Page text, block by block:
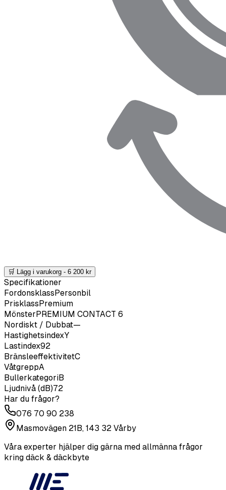
🛒 Lägg i varukorg - 6 200 kr
Specifikationer
FordonsklassPersonbil
PrisklassPremium
MönsterPREMIUM CONTACT 6
Nordiskt / Dubbat—
HastighetsindexY
Lastindex92
BränsleeffektivitetC
VåtgreppA
BullerkategoriB
Ljudnivå (dB)72
Har du frågor?
076 70 90 238
Masmovägen 21B, 143 32 Vårby
Våra experter hjälper dig gärna med allmänna frågor
kring däck & däckbyte